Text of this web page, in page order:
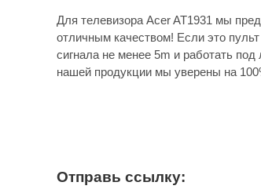
Для телевизора Acer AT1931 мы
отличным качеством! Если это
сигнала не менее 5m и работать
нашей продукции мы уверены на
Отправь ссылку: